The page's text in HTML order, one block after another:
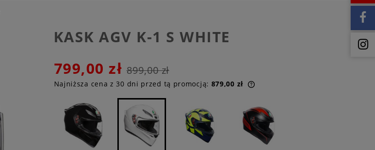
KASK AGV K-1 S WHITE
799,00 zł 899,00 zł
Najniższa cena z 30 dni przed tą promocją: 879,00 zł
niż 30 dni, wyświetlana jest najniższa
cena od momentu, kiedy produkt
pojawił się w sprzedaży.